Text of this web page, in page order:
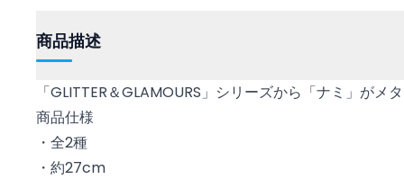
商品描述
「GLITTER＆GLAMOURS」シリーズから「ナミ」がメ
商品仕様
・全2種
・約27cm